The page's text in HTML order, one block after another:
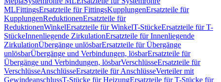
MLFittingsErsatzteile für FittingsKupplungenErsatzteile für
KupplungenReduktionenErsatzteile für
ReduktionenWinkelErsatzteile für WinkelT-StückeErsatzteile für T-
StückeInnenliegende ZirkulationErsatzteile für Innenliegende
ZirkulationÜbergänge unlösbarErsatzteile für Übergänge
unlösbarÜbergänge und Verbindungen, lösbarErsatzteile für
Übergänge und Verbindungen, lösbarVerschlüsseErsatzteile für
VerschlüsseAnschlüsseErsatzteile für AnschlüsseVerteiler mit
GewindeanschlussT-Stücke für HeizungErsatzteile für T-Stücke für